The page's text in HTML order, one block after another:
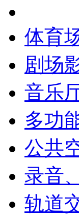
体育
剧场
音乐
多功
公共
录音
轨道